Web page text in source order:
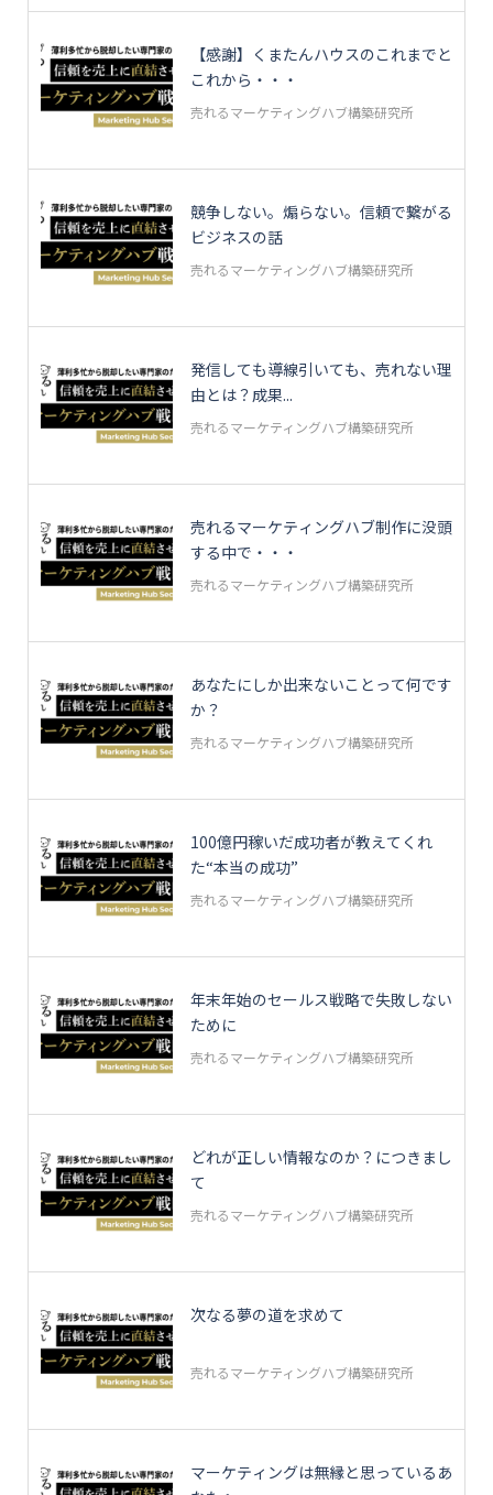
【感謝】くまたんハウスのこれまでと
これから・・・
売れるマーケティングハブ構築研究所
競争しない。煽らない。信頼で繋がる
ビジネスの話
売れるマーケティングハブ構築研究所
発信しても導線引いても、売れない理
由とは？成果...
売れるマーケティングハブ構築研究所
売れるマーケティングハブ制作に没頭
する中で・・・
売れるマーケティングハブ構築研究所
あなたにしか出来ないことって何です
か？
売れるマーケティングハブ構築研究所
100億円稼いだ成功者が教えてくれ
た“本当の成功”
売れるマーケティングハブ構築研究所
年末年始のセールス戦略で失敗しない
ために
売れるマーケティングハブ構築研究所
どれが正しい情報なのか？につきまし
て
売れるマーケティングハブ構築研究所
次なる夢の道を求めて
売れるマーケティングハブ構築研究所
マーケティングは無縁と思っているあ